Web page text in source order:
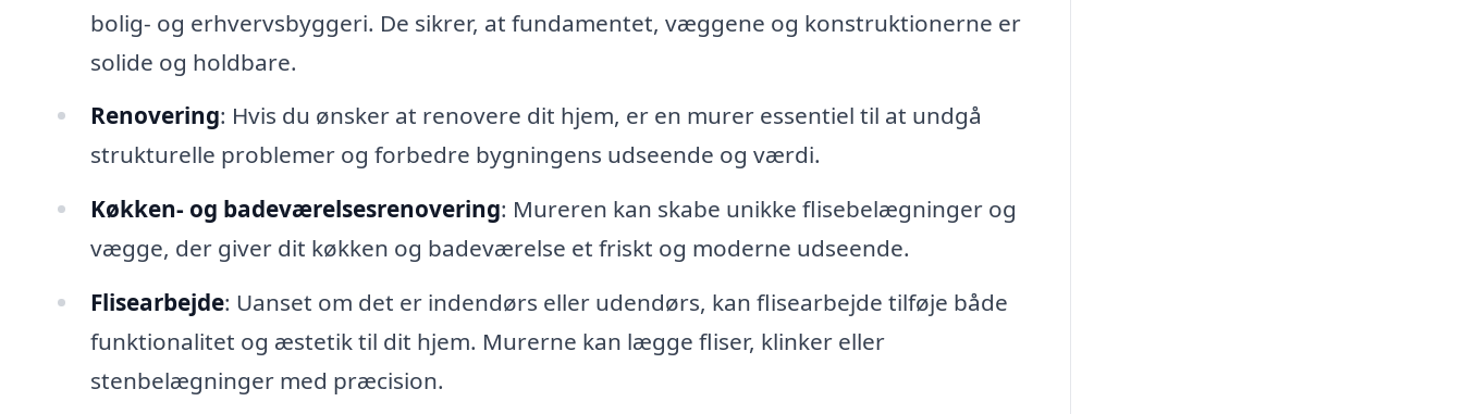
bolig- og erhvervsbyggeri. De sikrer, at fundamentet, væggene og konstruktionerne er
solide og holdbare.
Renovering: Hvis du ønsker at renovere dit hjem, er en murer essentiel til at undgå
strukturelle problemer og forbedre bygningens udseende og værdi.
Køkken- og badeværelsesrenovering: Mureren kan skabe unikke flisebelægninger og
vægge, der giver dit køkken og badeværelse et friskt og moderne udseende.
Flisearbejde: Uanset om det er indendørs eller udendørs, kan flisearbejde tilføje både
funktionalitet og æstetik til dit hjem. Murerne kan lægge fliser, klinker eller
stenbelægninger med præcision.